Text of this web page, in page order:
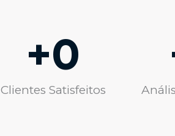
Clientes Satisfeitos
+0